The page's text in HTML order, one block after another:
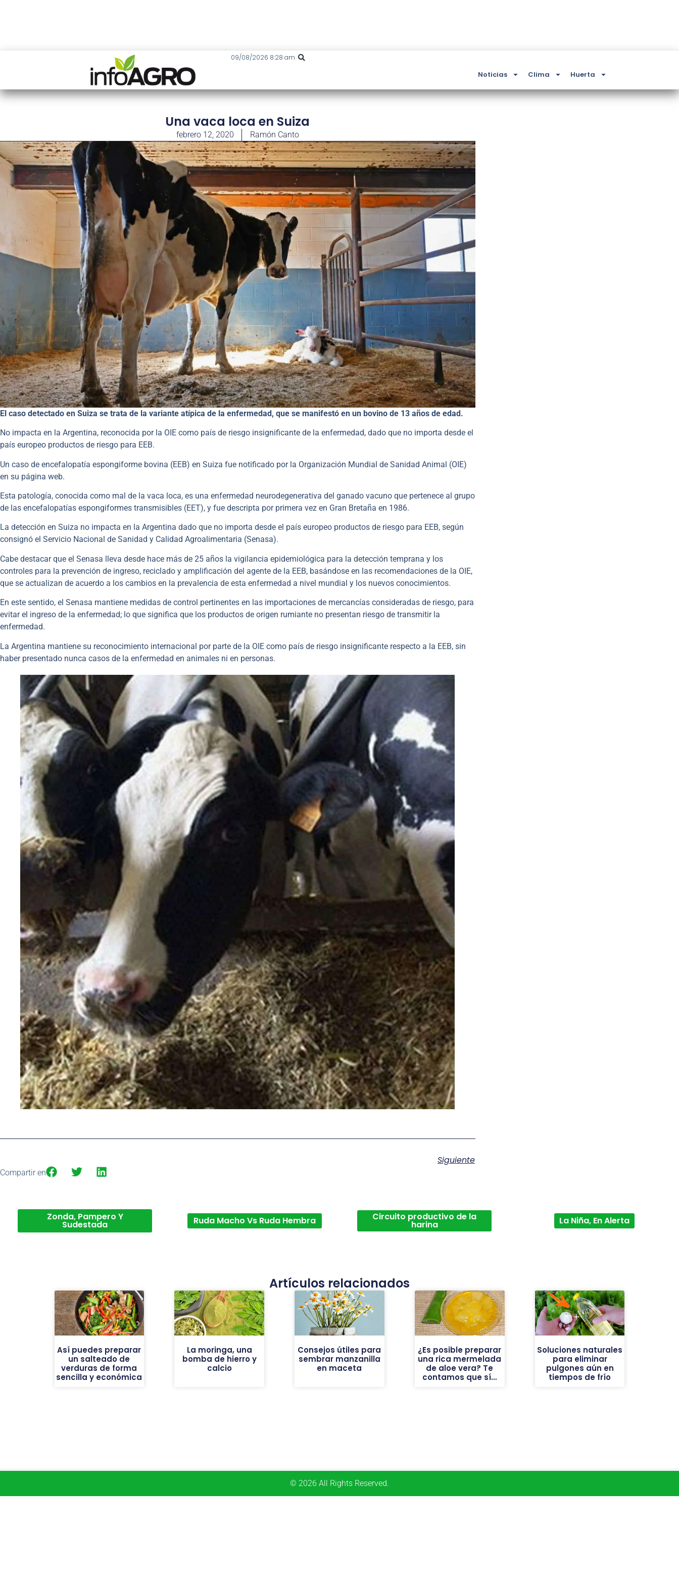
09/08/2026 8:28 am
Noticias Clima Huerta
Una vaca loca en Suiza
febrero 12, 2020 Ramón Canto
El caso detectado en Suiza se trata de la variante atípica de la enfermedad, que se manifestó en un bovino de 13 años de edad.
No impacta en la Argentina, reconocida por la OIE como país de riesgo insignificante de la enfermedad, dado que no importa desde el
país europeo productos de riesgo para EEB.
Un caso de encefalopatía espongiforme bovina (EEB) en Suiza fue notificado por la Organización Mundial de Sanidad Animal (OIE)
en su página web.
Esta patología, conocida como mal de la vaca loca, es una enfermedad neurodegenerativa del ganado vacuno que pertenece al grupo
de las encefalopatías espongiformes transmisibles (EET), y fue descripta por primera vez en Gran Bretaña en 1986.
La detección en Suiza no impacta en la Argentina dado que no importa desde el país europeo productos de riesgo para EEB, según
consignó el Servicio Nacional de Sanidad y Calidad Agroalimentaria (Senasa).
Cabe destacar que el Senasa lleva desde hace más de 25 años la vigilancia epidemiológica para la detección temprana y los
controles para la prevención de ingreso, reciclado y amplificación del agente de la EEB, basándose en las recomendaciones de la OIE,
que se actualizan de acuerdo a los cambios en la prevalencia de esta enfermedad a nivel mundial y los nuevos conocimientos.
En este sentido, el Senasa mantiene medidas de control pertinentes en las importaciones de mercancías consideradas de riesgo, para
evitar el ingreso de la enfermedad; lo que significa que los productos de origen rumiante no presentan riesgo de transmitir la
enfermedad.
La Argentina mantiene su reconocimiento internacional por parte de la OIE como país de riesgo insignificante respecto a la EEB, sin
haber presentado nunca casos de la enfermedad en animales ni en personas.
Siguiente
Compartir en
Zonda, Pampero Y
Sudestada Ruda Macho Vs Ruda Hembra Circuito productivo de la
harina La Niña, En Alerta
Artículos relacionados
Así puedes preparar
un salteado de
verduras de forma
sencilla y económica
La moringa, una
bomba de hierro y
calcio
Consejos útiles para
sembrar manzanilla
en maceta
¿Es posible preparar
una rica mermelada
de aloe vera? Te
contamos que sí…
Soluciones naturales
para eliminar
pulgones aún en
tiempos de frío
© 2026 All Rights Reserved.